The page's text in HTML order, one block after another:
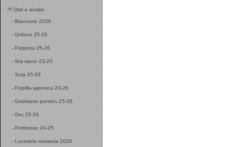
Dati e analisi
- Biancone 2026
- Grifone 25-26
- Peppola 25-26
- Ibis sacro 23-25
- Sula 25-26
- Popillia japonica 23-26
- Gabbiano pontico 25-26
- Gru 25-26
- Pettirosso 24-25
- Lucertola muraiola 2026